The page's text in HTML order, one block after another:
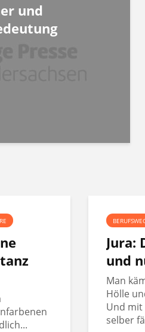
und
Jura:
und
Man
Hölle
Und mit
selber